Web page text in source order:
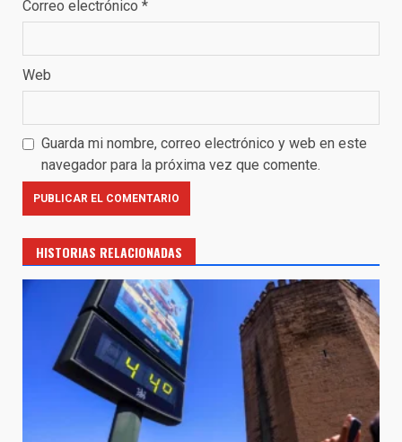
Correo electrónico *
Web
Guarda mi nombre, correo electrónico y web en este
navegador para la próxima vez que comente.
HISTORIAS RELACIONADAS